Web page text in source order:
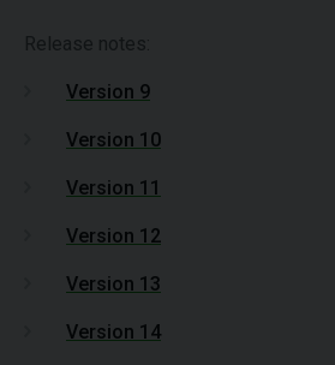
Release notes:
Version 9
Version 10
Version 11
Version 12
Version 13
Version 14